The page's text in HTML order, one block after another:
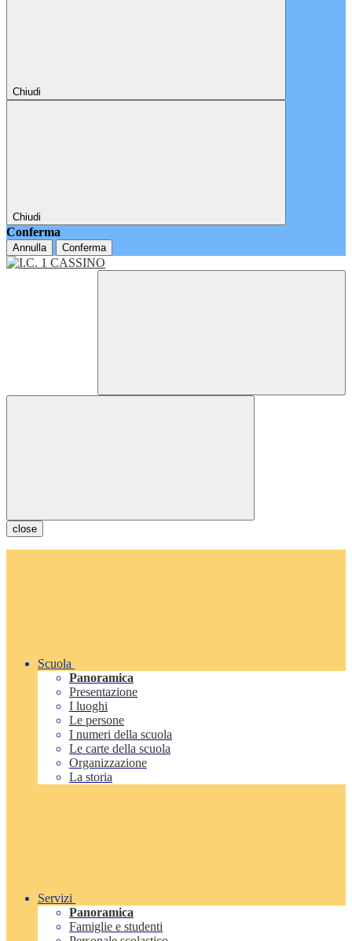
Chiudi
Chiudi
Conferma
Annulla Conferma
close
Scuola
Panoramica
Presentazione
I luoghi
Le persone
I numeri della scuola
Le carte della scuola
Organizzazione
La storia
Servizi
Panoramica
Famiglie e studenti